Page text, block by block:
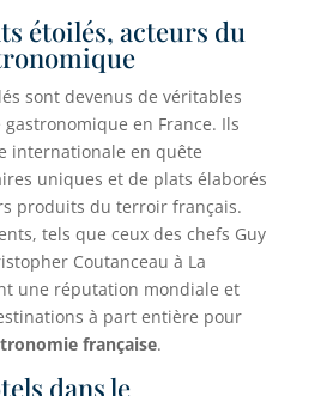
étoilés, acteurs du
sont devenus de véritables
en France. Ils
internationale en quête
uniques et de plats élaborés
produits du terroir français.
tels que ceux des chefs Guy
Coutanceau à La
une réputation mondiale et
à part entière pour
française.
dans le